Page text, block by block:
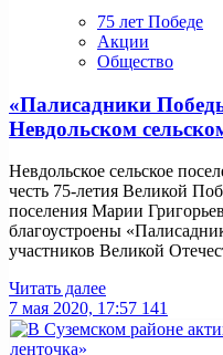
75 лет Победе
Акции
Общество
«Палисадники
Невдольском
Невдольское сельское
честь 75-летия Великой
поселения Марии
благоустроены
участников Великой
Читать далее
7 мая 2020, 17:57 141